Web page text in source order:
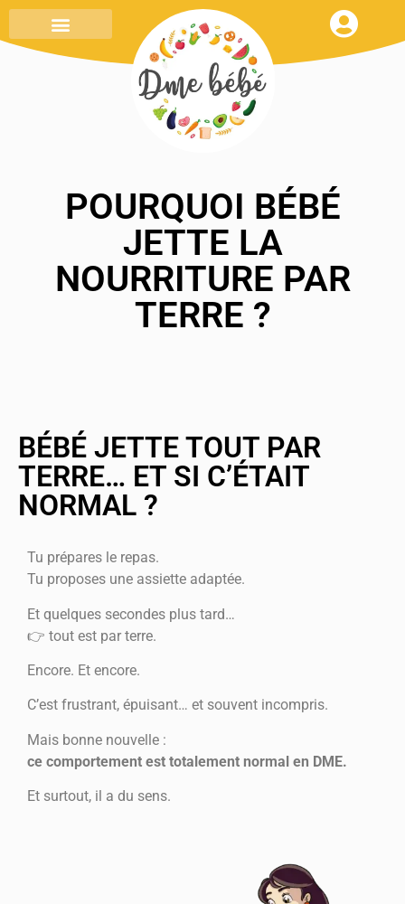
POURQUOI BÉBÉ
JETTE LA
NOURRITURE PAR
TERRE ?
BÉBÉ JETTE TOUT PAR
TERRE… ET SI C’ÉTAIT
NORMAL ?
Tu prépares le repas.
Tu proposes une assiette adaptée.
Et quelques secondes plus tard…
👉 tout est par terre.
Encore. Et encore.
C’est frustrant, épuisant… et souvent incompris.
Mais bonne nouvelle :
ce comportement est totalement normal en DME.
Et surtout, il a du sens.